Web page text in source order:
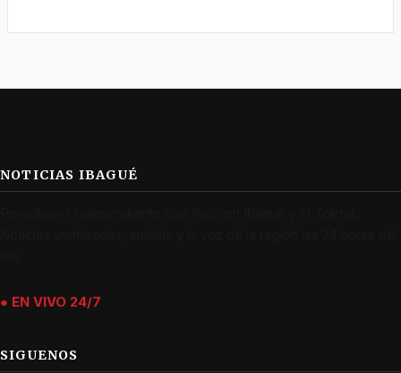
NOTICIAS IBAGUÉ
● EN VIVO 24/7
SIGUENOS